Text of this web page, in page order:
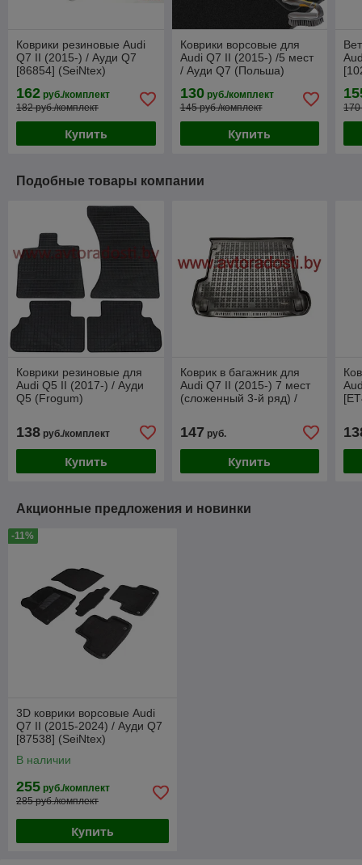
Коврики резиновые Audi
Q7 II (2015-) / Ауди Q7
[86854] (SeiNtex)
162 руб./комплект
182 руб./комплект
Купить
Коврики ворсовые для
Audi Q7 II (2015-) /5 мест
/ Ауди Q7 (Польша)
130руб./комплект
145 руб./комплект
Купить
170
Подобные товары компании
Коврики резиновые для
Audi Q5 II (2017-) / Ауди
Q5 (Frogum)
138 руб./комплект
Купить
Коврик в багажник для
Audi Q7 II (2015-) 7 мест
(сложенный 3-й ряд) /
147 руб.
Купить
Акционные предложения и новинки
-11%
3D коврики ворсовые Audi
Q7 II (2015-2024) / Ауди Q7
[87538] (SeiNtex)
В наличии
255 руб./комплект
285 руб./комплект
Купить